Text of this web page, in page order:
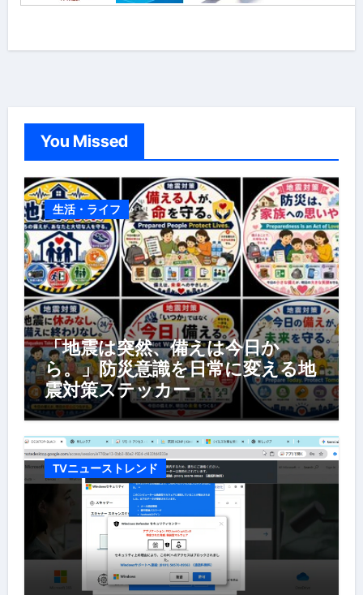
You Missed
生活・ライフ
「地震は突然、備えは今日か
ら。」防災意識を日常に変える地
震対策ステッカー
TVニューストレンド